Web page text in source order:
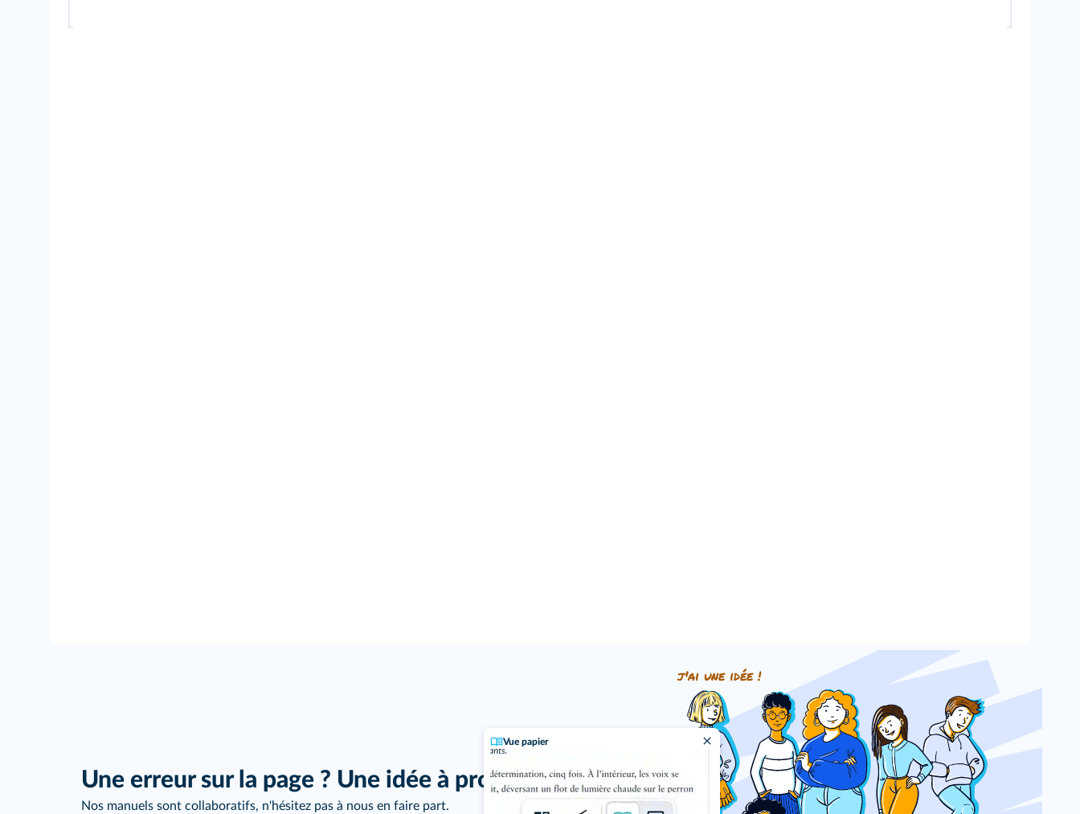
Vue papier
Une erreur sur la page ? Une idée à proposer ?
Nos manuels sont collaboratifs, n'hésitez pas à nous en faire part.
j'ai une idée !